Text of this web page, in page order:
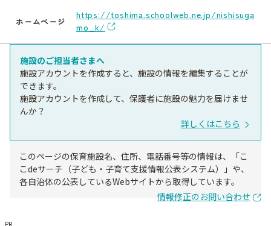
ホームページ
https://toshima.schoolweb.ne.jp/nishisuga
mo_k/
施設のご担当者さまへ
施設アカウントを作成すると、施設の情報を編集することが
できます。
施設アカウントを作成して、保護者に施設の魅力を届けませ
んか？
詳しくはこちら
このページの保育施設名、住所、電話番号等の情報は、「こ
こdeサーチ（子ども・子育て支援情報公表システム）」や、
各自治体の公表しているWebサイトから取得しています。
情報修正のお問い合わせ
PR